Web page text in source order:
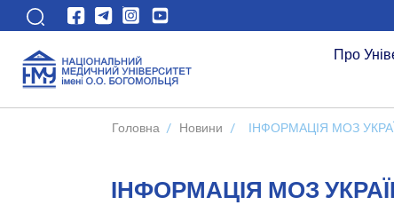
Про
Головна / Новини / ІНФОРМАЦІЯ МОЗ
ІНФОРМАЦІЯ МОЗ